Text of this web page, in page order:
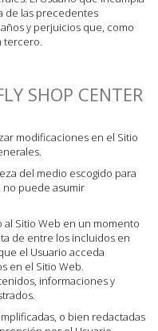
de las precedentes
y perjuicios que, como
tercero.
SHOP CENTER
modificaciones en el Sitio
del medio escogido para
no puede asumir
Sitio Web en un momento
de entre los incluidos en
el Usuario acceda
en el Sitio Web.
informaciones y
o bien redactadas